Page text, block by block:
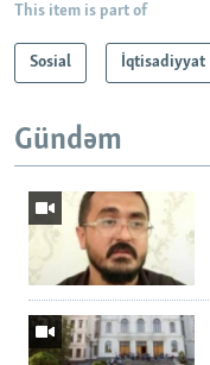
This item is part of
Sosial İqtisadiyyat
Gündəm